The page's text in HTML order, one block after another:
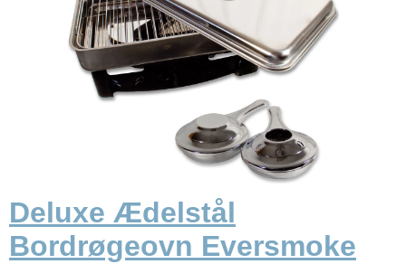
Deluxe Ædelstål
Bordrøgeovn Eversmoke